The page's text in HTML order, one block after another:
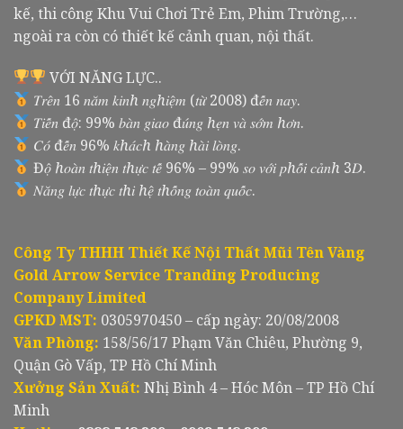
kế, thi công Khu Vui Chơi Trẻ Em, Phim Trường,…
ngoài ra còn có thiết kế cảnh quan, nội thất.
VỚI NĂNG LỰC..
𝑇𝑟𝑒̂𝑛 16 𝑛𝑎̆𝑚 𝑘𝑖𝑛ℎ 𝑛𝑔ℎ𝑖𝑒̣̂𝑚 (𝑡𝑢̛̀ 2008) đ𝑒̂́𝑛 𝑛𝑎𝑦.
𝑇𝑖𝑒̂́𝑛 đ𝑜̣̂: 99% 𝑏𝑎̀𝑛 𝑔𝑖𝑎𝑜 đ𝑢́𝑛𝑔 ℎ𝑒̣𝑛 𝑣𝑎̀ 𝑠𝑜̛́𝑚 ℎ𝑜̛𝑛.
𝐶𝑜́ đ𝑒̂́𝑛 96% 𝑘ℎ𝑎́𝑐ℎ ℎ𝑎̀𝑛𝑔 ℎ𝑎̀𝑖 𝑙𝑜̀𝑛𝑔.
Đ𝑜̣̂ ℎ𝑜𝑎̀𝑛 𝑡ℎ𝑖𝑒̣̂𝑛 𝑡ℎ𝑢̛̣𝑐 𝑡𝑒̂́ 96% – 99% 𝑠𝑜 𝑣𝑜̛́𝑖 𝑝ℎ𝑜̂́𝑖 𝑐𝑎̉𝑛ℎ 3𝐷.
𝑁𝑎̆𝑛𝑔 𝑙𝑢̛̣𝑐 𝑡ℎ𝑢̛̣𝑐 𝑡ℎ𝑖 ℎ𝑒̣̂ 𝑡ℎ𝑜̂́𝑛𝑔 𝑡𝑜𝑎̀𝑛 𝑞𝑢𝑜̂́𝑐.
Công Ty THHH Thiết Kế Nội Thất Mũi Tên Vàng
Gold Arrow Service Tranding Producing
Company Limited
GPKD MST: 0305970450 – cấp ngày: 20/08/2008
Văn Phòng: 158/56/17 Phạm Văn Chiêu, Phường 9,
Quận Gò Vấp, TP Hồ Chí Minh
Xưởng Sản Xuất: Nhị Bình 4 – Hóc Môn – TP Hồ Chí
Minh